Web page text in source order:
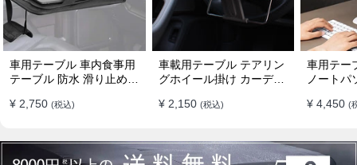
車用テーブル 車内食事用
テーブル 防水 滑り止め
ップバッグ
¥ 2,750 (税込)
車載用テーブル テアリン
グホイール掛け カーデス
食事 物置
¥ 2,150 (税込)
車用テー
ノートパ
外 多機能
¥ 4,450 (